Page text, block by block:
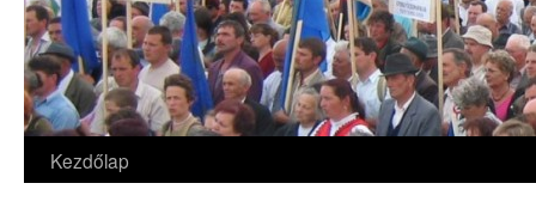
Kilépés
Kezdőlap